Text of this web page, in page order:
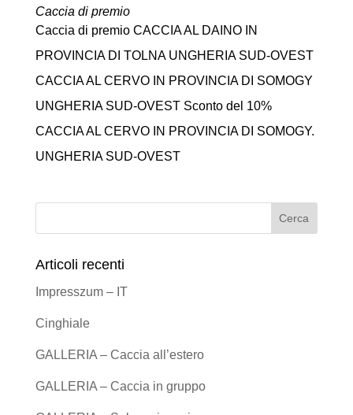
Caccia di premio
Caccia di premio CACCIA AL DAINO IN
PROVINCIA DI TOLNA UNGHERIA SUD-OVEST
CACCIA AL CERVO IN PROVINCIA DI SOMOGY
UNGHERIA SUD-OVEST Sconto del 10%
CACCIA AL CERVO IN PROVINCIA DI SOMOGY.
UNGHERIA SUD-OVEST
Articoli recenti
Impresszum – IT
Cinghiale
GALLERIA – Caccia all’estero
GALLERIA – Caccia in gruppo